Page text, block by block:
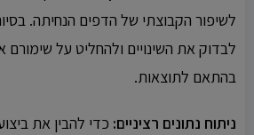
לשיפור הקבוצתי של הדפים הנחיתה.
לבדוק את השינויים ולהחליט על
בהתאם לתוצאות.
ניתוח נתונים רציניים: כדי להבין את